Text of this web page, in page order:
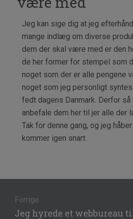
Jeg kan sige dig at jeg
mange indlæg om diverse
dem der skal være med er den
de her former for stempel som
noget som der er alle pengene
noget som jeg personligt
fedt dagens Danmark. Derfor
anbefale dem her til jer alle der
Tak for denne gang, og jeg
kommer igen snart.
Forrige
Forrige
Jeg hyrede et webbureau